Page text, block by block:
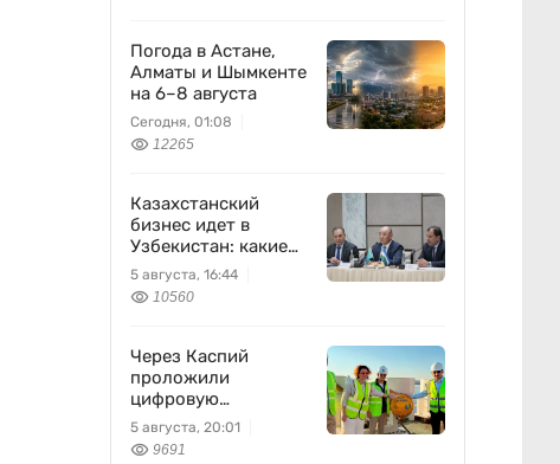
Погода в Астане,
Алматы и Шымкенте
на 6–8 августа
Сегодня, 01:08
12265
Казахстанский
бизнес идет в
Узбекистан: какие
проекты готовят
5 августа, 16:44
10560
Через Каспий
проложили
цифровую
магистраль: что это
изменит
5 августа, 20:01
9691